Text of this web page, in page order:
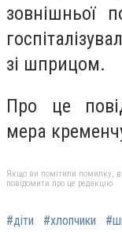
зовнішньої
зі шприцом.
Про це
мера
Якщо ви помітили помилку,
повідомити про це редакцію
#діти #хлопчики